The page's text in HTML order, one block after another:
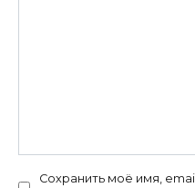
Сохранить моё имя,